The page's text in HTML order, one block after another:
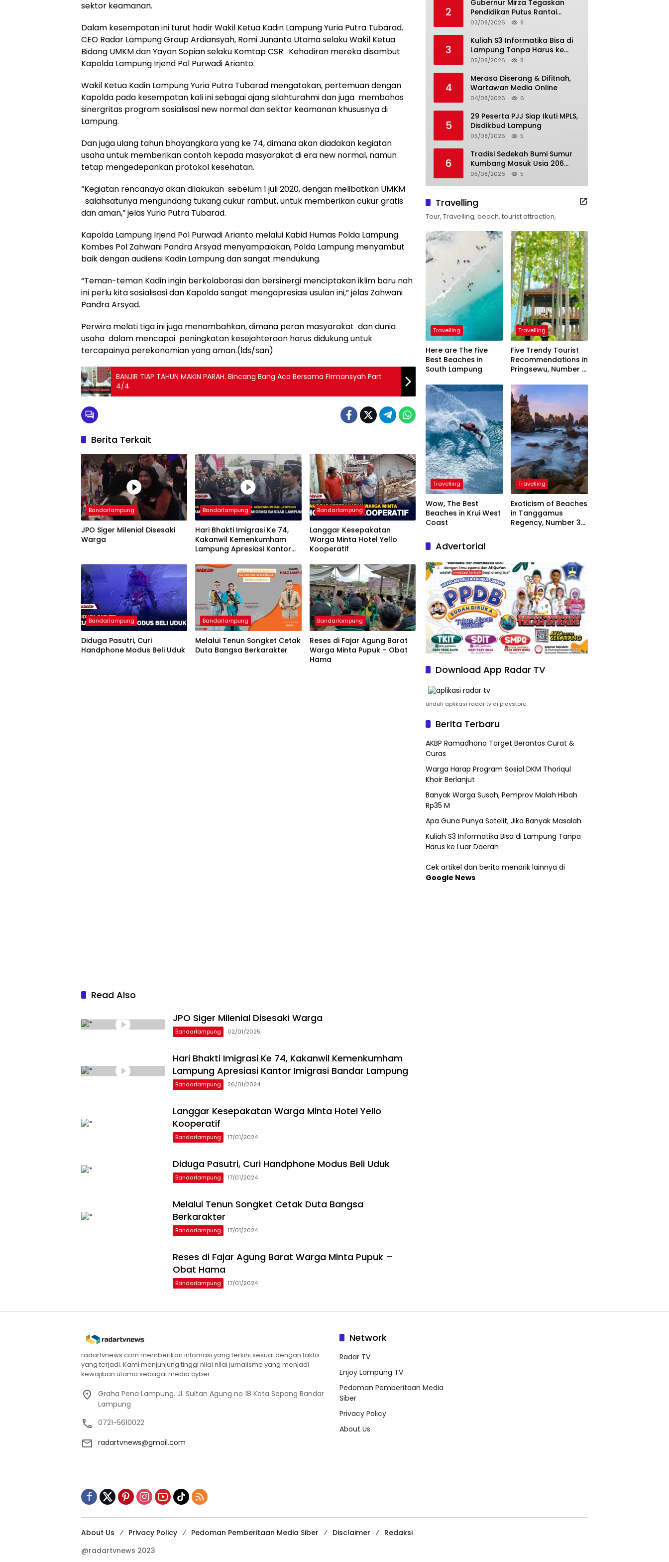
sektor keamanan.
Dalam kesempatan ini turut hadir Wakil Ketua Kadin Lampung Yuria Putra Tubarad.
CEO Radar Lampung Group Ardiansyah, Romi Junanto Utama selaku Wakil Ketua
Bidang UMKM dan Yayan Sopian selaku Komtap CSR. Kehadiran mereka disambut
Kapolda Lampung Irjend Pol Purwadi Arianto.
Wakil Ketua Kadin Lampung Yuria Putra Tubarad mengatakan, pertemuan dengan
Kapolda pada kesempatan kali ini sebagai ajang silahturahmi dan juga membahas
sinergritas program sosialisasi new normal dan sektor keamanan khususnya di
Lampung.
Dan juga ulang tahun bhayangkara yang ke 74, dimana akan diadakan kegiatan
usaha untuk memberikan contoh kepada masyarakat di era new normal, namun
tetap mengedepankan protokol kesehatan.
“Kegiatan rencanaya akan dilakukan sebelum 1 juli 2020, dengan melibatkan UMKM
salahsatunya mengundang tukang cukur rambut, untuk memberikan cukur gratis
dan aman,” jelas Yuria Putra Tubarad.
Kapolda Lampung Irjend Pol Purwadi Arianto melalui Kabid Humas Polda Lampung
Kombes Pol Zahwani Pandra Arsyad menyampaiakan, Polda Lampung menyambut
baik dengan audiensi Kadin Lampung dan sangat mendukung.
“Teman-teman Kadin ingin berkolaborasi dan bersinergi menciptakan iklim baru nah
ini perlu kita sosialisasi dan Kapolda sangat mengapresiasi usulan ini,” jelas Zahwani
Pandra Arsyad.
Perwira melati tiga ini juga menambahkan, dimana peran masyarakat dan dunia
usaha dalam mencapai peningkatan kesejahteraan harus didukung untuk
tercapainya perekonomian yang aman.(lds/san)
BANJIR TIAP TAHUN MAKIN PARAH. Bincang Bang Aca Bersama Firmansyah Part
4/4
Berita Terkait
Bandarlampung
JPO Siger Milenial Disesaki
Warga
Bandarlampung
Hari Bhakti Imigrasi Ke 74,
Kakanwil Kemenkumham
Lampung Apresiasi Kantor
Bandarlampung
Langgar Kesepakatan
Warga Minta Hotel Yello
Kooperatif
Bandarlampung
Diduga Pasutri, Curi
Handphone Modus Beli Uduk
Bandarlampung
Melalui Tenun Songket Cetak
Duta Bangsa Berkarakter
Bandarlampung
Reses di Fajar Agung Barat
Warga Minta Pupuk – Obat
Hama
Read Also
JPO Siger Milenial Disesaki Warga
Bandarlampung 02/01/2025
Hari Bhakti Imigrasi Ke 74, Kakanwil Kemenkumham
Lampung Apresiasi Kantor Imigrasi Bandar Lampung
Bandarlampung 26/01/2024
Langgar Kesepakatan Warga Minta Hotel Yello
Kooperatif
Bandarlampung 17/01/2024
Diduga Pasutri, Curi Handphone Modus Beli Uduk
Bandarlampung 17/01/2024
Melalui Tenun Songket Cetak Duta Bangsa
Berkarakter
Bandarlampung 17/01/2024
Reses di Fajar Agung Barat Warga Minta Pupuk –
Obat Hama
Bandarlampung 17/01/2024
2
Gubernur Mirza Tegaskan
Pendidikan Putus Rantai
Kemiskinan
03/08/2026 9
3
Kuliah S3 Informatika Bisa di
Lampung Tanpa Harus ke
Luar Daerah
05/08/2026 8
4
Merasa Diserang & Difitnah,
Wartawan Media Online
04/08/2026 6
5
29 Peserta PJJ Siap Ikuti MPLS,
Disdikbud Lampung
05/08/2026 5
6
Tradisi Sedekah Bumi Sumur
Kumbang Masuk Usia 206
Tahun
05/08/2026 5
Travelling
Tour, Travelling, beach, tourist attraction,
Travelling
Here are The Five
Best Beaches in
South Lampung
Travelling
Five Trendy Tourist
Recommendations in
Pringsewu, Number 3
President
Travelling
Wow, The Best
Beaches in Krui West
Coast
Travelling
Exoticism of Beaches
in Tanggamus
Regency, Number 3
Advertorial
Download App Radar TV
unduh aplikasi radar tv di playstore
Berita Terbaru
AKBP Ramadhona Target Berantas Curat &
Curas
Warga Harap Program Sosial DKM Thoriqul
Khoir Berlanjut
Banyak Warga Susah, Pemprov Malah Hibah
Rp35 M
Apa Guna Punya Satelit, Jika Banyak Masalah
Kuliah S3 Informatika Bisa di Lampung Tanpa
Harus ke Luar Daerah
Cek artikel dan berita menarik lainnya di
Google News
radartvnews.com memberikan infomasi yang terkini sesuai dengan fakta
yang terjadi. Kami menjunjung tinggi nilai nilai jurnalisme yang menjadi
kewajiban utama sebagai media cyber.
Graha Pena Lampung. Jl. Sultan Agung no 18 Kota Sepang Bandar
Lampung
0721-5610022
radartvnews@gmail.com
Network
Radar TV
Enjoy Lampung TV
Pedoman Pemberitaan Media
Siber
Privacy Policy
About Us
About Us Privacy Policy Pedoman Pemberitaan Media Siber Disclaimer
Redaksi
@radartvnews 2023